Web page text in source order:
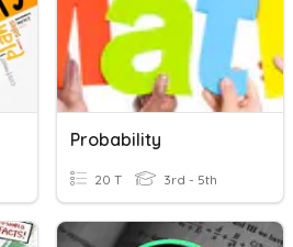
Probability
20 T 3rd - 5th